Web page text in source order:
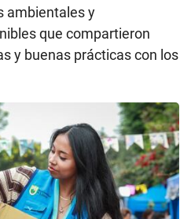
ambientales y
que compartieron
y buenas prácticas con los